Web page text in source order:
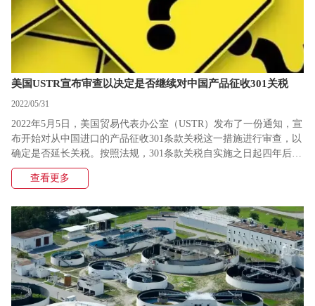
美国USTR宣布审查以决定是否继续对中国产品征收301关税
2022/05/31
2022年5月5日，美国贸易代表办公室（USTR）发布了一份通知，宣
布开始对从中国进口的产品征收301条款关税这一措施进行审查，以
确定是否延长关税。按照法规，301条款关税自实施之日起四年后自
动终止，除非USTR在自到期之日起60天内收到继续征收关税的书面
请求，并且对此进行审查。
查看更多